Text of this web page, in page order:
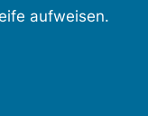
aufweisen.